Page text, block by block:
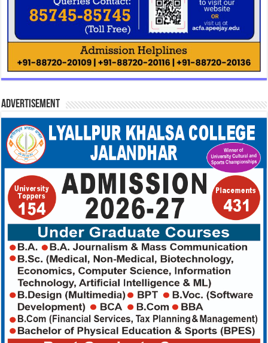
Advertisement